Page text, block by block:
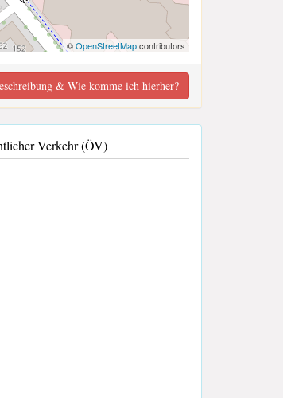
©OpenStreetMapcontributors
& Wie komme ich hierher?
Verkehr (ÖV)